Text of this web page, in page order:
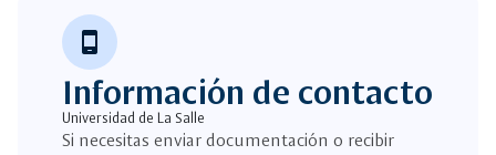
phone_android
Información de contacto
Universidad de La Salle
Si necesitas enviar documentación o recibir